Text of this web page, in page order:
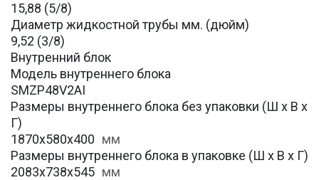
15,88 (5/8)
Диаметр жидкостной трубы мм. (дюйм)
9,52 (3/8)
Внутренний блок
Модель внутреннего блока
SMZP48V2AI
Размеры внутреннего блока без упаковки (Ш х В х
Г)
1870x580x400 мм
Размеры внутреннего блока в упаковке (Ш х В х Г)
2083x738x545 мм